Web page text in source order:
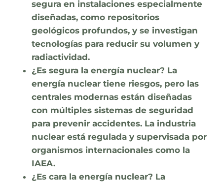
segura en instalaciones especialmente
diseñadas, como repositorios
geológicos profundos, y se investigan
tecnologías para reducir su volumen y
radiactividad.
¿Es segura la energía nuclear? La
energía nuclear tiene riesgos, pero las
centrales modernas están diseñadas
con múltiples sistemas de seguridad
para prevenir accidentes. La industria
nuclear está regulada y supervisada por
organismos internacionales como la
IAEA.
¿Es cara la energía nuclear? La